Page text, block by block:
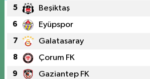
5 Beşiktaş
6 Eyüpspor
7 Galatasaray
8 Çorum FK
9 Gaziantep FK